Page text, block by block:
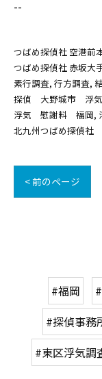
--
つばめ探偵社 空港前
つばめ探偵社 赤坂大
素行調査 行方調査
探偵 大野城市 浮
浮気 慰謝料 福岡
北九州つばめ探偵社
< 前のページ
#福岡
#探偵事務
#東区浮気調